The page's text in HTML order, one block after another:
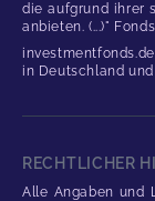
die aufgrund ihrer
anbieten. (...)"
in Deutschland und
RECHTLICHER
Alle Angaben und